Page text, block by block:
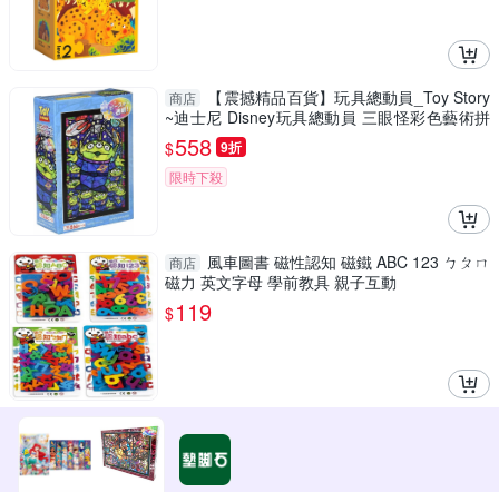
商店
【震撼精品百貨】玩具總動員_Toy Story
~迪士尼 Disney玩具總動員 三眼怪彩色藝術拼
圖266片*85958
$558 9折
限時下殺
商店
風車圖書 磁性認知 磁鐵 ABC 123 ㄅㄆㄇ
磁力 英文字母 學前教具 親子互動
$119